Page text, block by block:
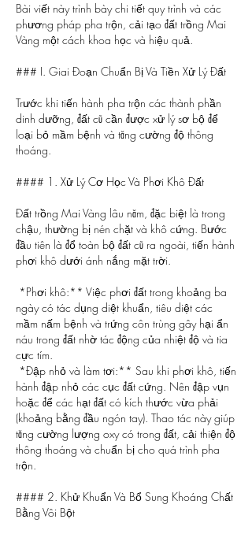
Bài viết này trình bày chi tiết quy trình và các
phương pháp pha trộn, cải tạo đất trồng Mai
Vàng một cách khoa học và hiệu quả.
### I. Giai Đoạn Chuẩn Bị Và Tiền Xử Lý Đất
Trước khi tiến hành pha trộn các thành phần
dinh dưỡng, đất cũ cần được xử lý sơ bộ để
loại bỏ mầm bệnh và tăng cường độ thông
thoáng.
#### 1. Xử Lý Cơ Học Và Phơi Khô Đất
Đất trồng Mai Vàng lâu năm, đặc biệt là trong
chậu, thường bị nén chặt và khô cứng. Bước
đầu tiên là đổ toàn bộ đất cũ ra ngoài, tiến hành
phơi khô dưới ánh nắng mặt trời.
*Phơi khô:** Việc phơi đất trong khoảng ba
ngày có tác dụng diệt khuẩn, tiêu diệt các
mầm nấm bệnh và trứng côn trùng gây hại ẩn
náu trong đất nhờ tác động của nhiệt độ và tia
cực tím.
*Đập nhỏ và làm tơi:** Sau khi phơi khô, tiến
hành đập nhỏ các cục đất cứng. Nên đập vụn
hoặc để các hạt đất có kích thước vừa phải
(khoảng bằng đầu ngón tay). Thao tác này giúp
tăng cường lượng oxy có trong đất, cải thiện độ
thông thoáng và chuẩn bị cho quá trình pha
trộn.
#### 2. Khử Khuẩn Và Bổ Sung Khoáng Chất
Bằng Vôi Bột